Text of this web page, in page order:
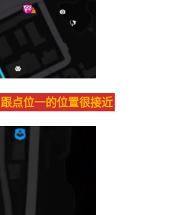
点位一的位置很接近